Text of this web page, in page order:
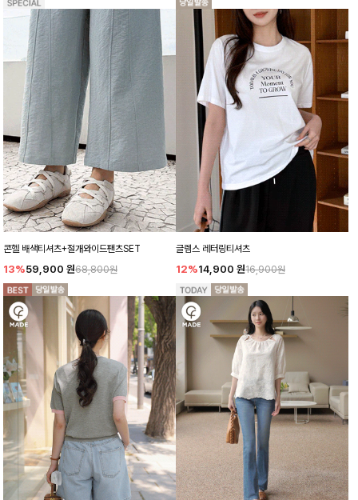
콘헬 배색티셔츠+절개와이드팬츠SET
13%59,900 원68,800원
글렘스 레터링티셔츠
12%14,900 원16,900원